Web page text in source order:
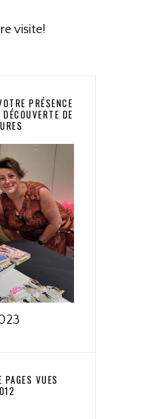
visite!
PRÉSENCE
DE
VUES